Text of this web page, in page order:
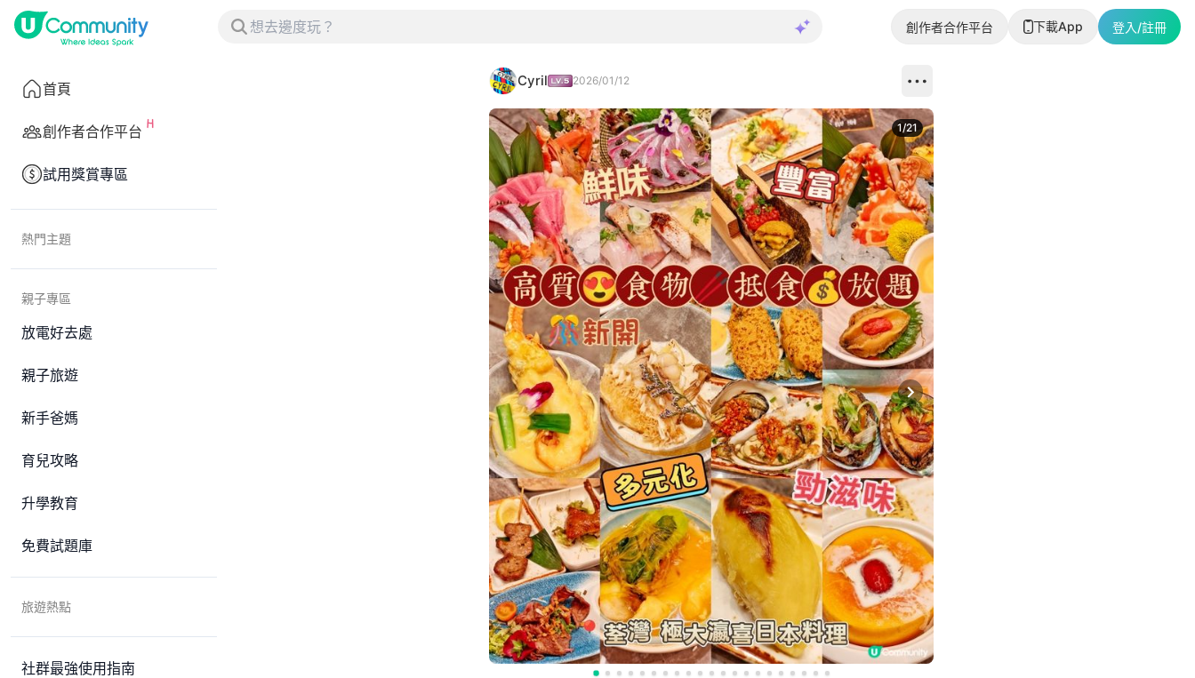
創作者合作平台 下載App 登入/註冊
首頁
創作者合作平台
試用獎賞專區
熱門主題
親子專區
放電好去處
親子旅遊
新手爸媽
育兒攻略
升學教育
免費試題庫
旅遊熱點
社群最強使用指南
Cyril 2026/01/12
Next slide
1/21